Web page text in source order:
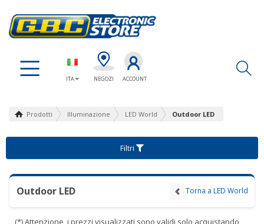
ITA NEGOZI ACCOUNT
Prodotti Illuminazione LED World Outdoor LED
Filtri
Outdoor LED Torna a LED World
(*) Attenzione, i prezzi visualizzati sono validi solo acquistando